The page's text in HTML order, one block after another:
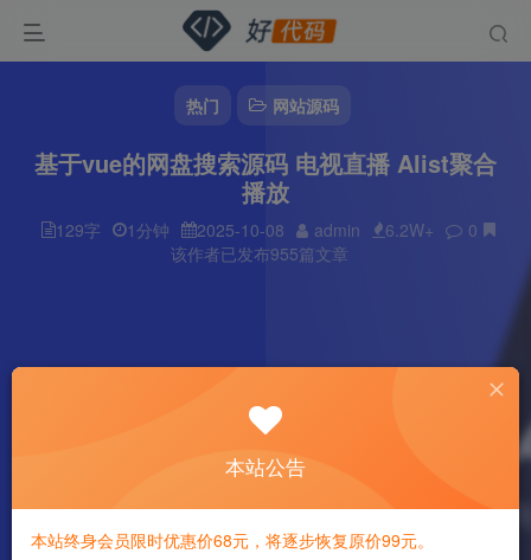
热门 网站源码
基于vue的网盘搜索源码 电视直播 Alist聚合
播放
129字 1分钟 2025-10-08 admin 6.2W+
0
该作者已发布955篇文章
本站公告
本站终身会员限时优惠价68元，将逐步恢复原价99元。